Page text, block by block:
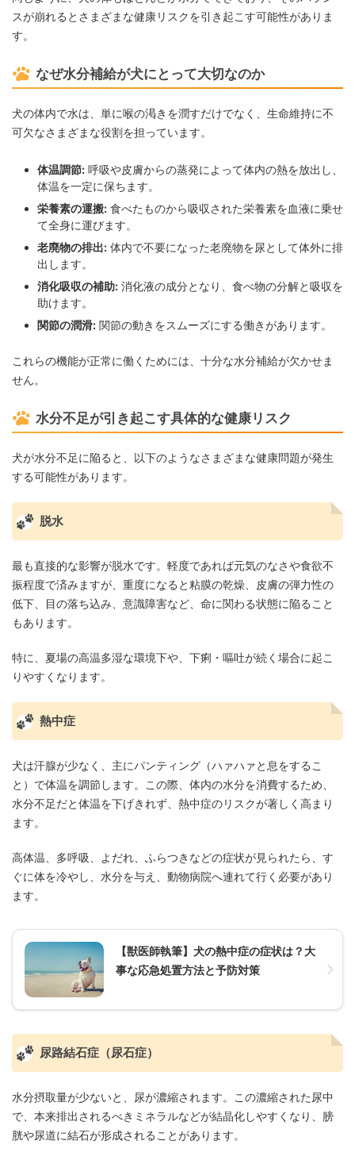
スが崩れるとさまざまな健康リスクを引き起こす可能性がありま
す。
なぜ水分補給が犬にとって大切なのか
犬の体内で水は、単に喉の渇きを潤すだけでなく、生命維持に不
可欠なさまざまな役割を担っています。
体温調節: 呼吸や皮膚からの蒸発によって体内の熱を放出し、
体温を一定に保ちます。
栄養素の運搬: 食べたものから吸収された栄養素を血液に乗せ
て全身に運びます。
老廃物の排出: 体内で不要になった老廃物を尿として体外に排
出します。
消化吸収の補助: 消化液の成分となり、食べ物の分解と吸収を
助けます。
関節の潤滑: 関節の動きをスムーズにする働きがあります。
これらの機能が正常に働くためには、十分な水分補給が欠かせま
せん。
水分不足が引き起こす具体的な健康リスク
犬が水分不足に陥ると、以下のようなさまざまな健康問題が発生
する可能性があります。
脱水
最も直接的な影響が脱水です。軽度であれば元気のなさや食欲不
振程度で済みますが、重度になると粘膜の乾燥、皮膚の弾力性の
低下、目の落ち込み、意識障害など、命に関わる状態に陥ること
もあります。
特に、夏場の高温多湿な環境下や、下痢・嘔吐が続く場合に起こ
りやすくなります。
熱中症
犬は汗腺が少なく、主にパンティング（ハァハァと息をするこ
と）で体温を調節します。この際、体内の水分を消費するため、
水分不足だと体温を下げきれず、熱中症のリスクが著しく高まり
ます。
高体温、多呼吸、よだれ、ふらつきなどの症状が見られたら、す
ぐに体を冷やし、水分を与え、動物病院へ連れて行く必要があり
ます。
【獣医師執筆】犬の熱中症の症状は？大
事な応急処置方法と予防対策
尿路結石症（尿石症）
水分摂取量が少ないと、尿が濃縮されます。この濃縮された尿中
で、本来排出されるべきミネラルなどが結晶化しやすくなり、膀
胱や尿道に結石が形成されることがあります。